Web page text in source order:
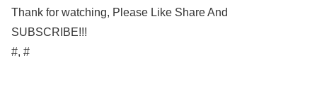
Thank for watching, Please Like Share And
SUBSCRIBE!!!
#, #